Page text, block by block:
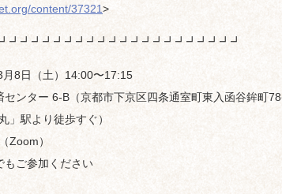
content/37321>
月8日（土）14:00〜17:15
センター 6-B（京都市下京区四条通室町東入函谷鉾町78
」駅より徒歩すぐ）
Zoom）
もご参加ください